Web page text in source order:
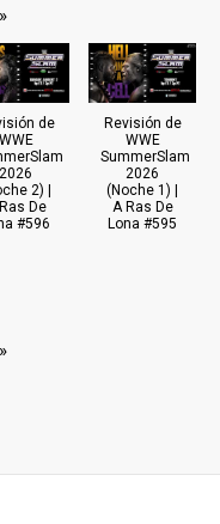
de
WWE
2026
2) |
De
#596
Revisión de
WWE
SummerSlam
2026
(Noche 1) |
A Ras De
Lona #595